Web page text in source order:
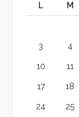
L M
3 4
10 11
17 18
24 25